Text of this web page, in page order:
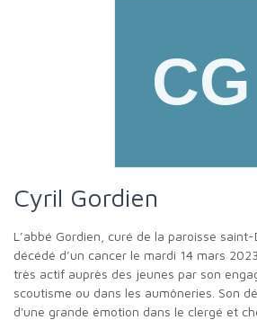
Cyril Gordien
L’abbé Gordien, curé de la paroisse saint-Dominique à Paris, est
décédé d’un cancer le mardi 14 mars
très actif auprès des jeunes par son
scoutisme ou dans les aumôneries. Son
d'une grande émotion dans le clergé et